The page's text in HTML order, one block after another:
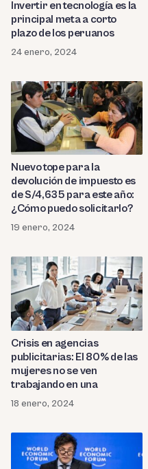
Invertir en tecnología es la
principal meta a corto
plazo de los peruanos
24 enero, 2024
Nuevo tope para la
devolución de impuesto es
de S/4,635 para este año:
¿Cómo puedo solicitarlo?
19 enero, 2024
Crisis en agencias
publicitarias: El 80% de las
mujeres no se ven
trabajando en una
18 enero, 2024